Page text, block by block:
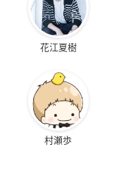
花江夏樹
村瀬歩